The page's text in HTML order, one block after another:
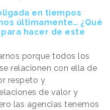
en tiempos
últimamente… ¿Qué
hacer de este
porque todos los
relacionen con ella de
respeto y
de valor y
las agencias tenemos